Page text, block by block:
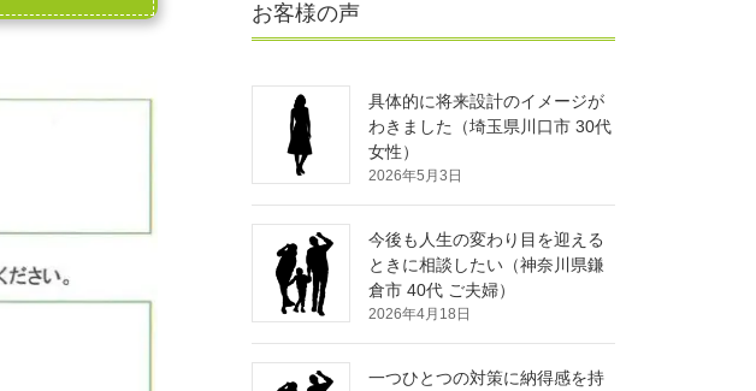
お客様の声
具体的に将来設計のイメージが
わきました（埼玉県川口市 30代
女性）
2026年5月3日
今後も人生の変わり目を迎える
ときに相談したい（神奈川県鎌
倉市 40代 ご夫婦）
2026年4月18日
一つひとつの対策に納得感を持